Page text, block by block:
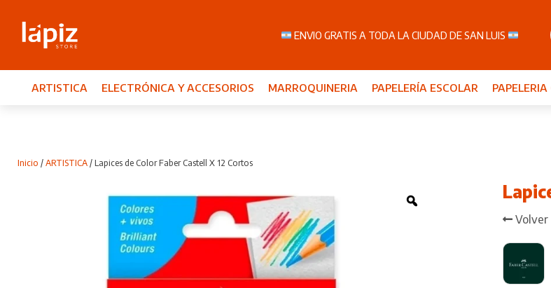
ENVIO GRATIS A TODA LA CIUDAD DE SAN LUIS
ARTISTICA ELECTRÓNICA Y ACCESORIOS MARROQUINERIA PAPELERÍA ESCOLAR
Inicio / ARTISTICA / Lapices de Color Faber Castell X 12 Cortos
Volver